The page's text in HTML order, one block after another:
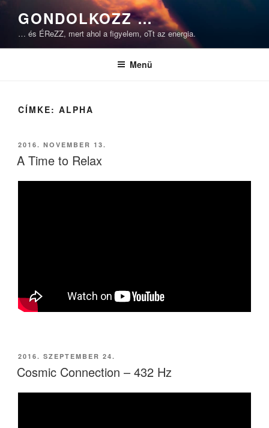
Tartalomhoz
GONDOLKOZZ …
… és ÉReZZ, mert ahol a figyelem, oTt az energia.
Menü
CÍMKE: ALPHA
BEKÜLDVE:
2016. NOVEMBER 13.
A Time to Relax
BEKÜLDVE:
2016. SZEPTEMBER 24.
Cosmic Connection – 432 Hz